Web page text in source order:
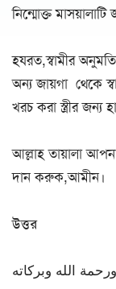
নিন্মোক্ত
হযরত,স্বামীর অনুমতি
অন্য জায়গা থেকে
খরচ করা স্ত্রীর জন্য
আল্লাহ তায়ালা
দান করুক,আমীন।
উত্তর
الله وبركاته